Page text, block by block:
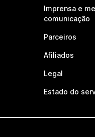
Imprensa e
comunicação
Parceiros
Afiliados
Legal
Estado do